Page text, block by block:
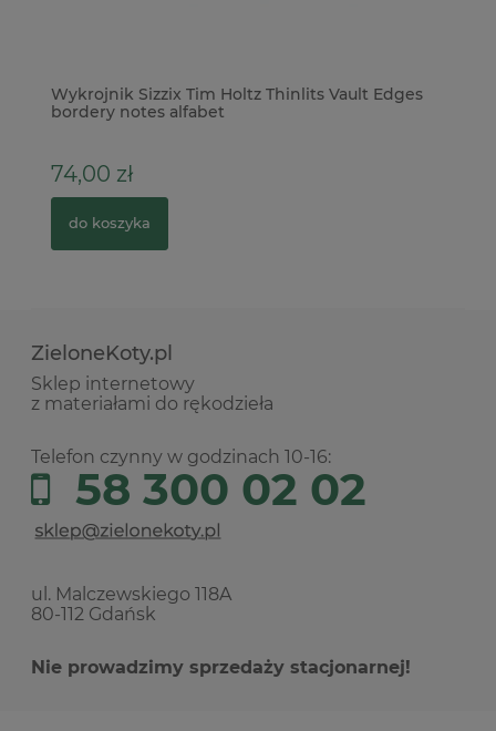
Wykrojnik Sizzix Tim Holtz Thinlits Vault Edges
bordery notes alfabet
74,00 zł
do koszyka
ZieloneKoty.pl
Sklep internetowy
z materiałami do rękodzieła
Telefon czynny w godzinach 10-16:
58 300 02 02
ul. Malczewskiego 118A
80-112 Gdańsk
Nie prowadzimy sprzedaży stacjonarnej!